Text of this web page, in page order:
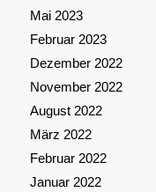
Mai 2023
Februar 2023
Dezember 2022
November 2022
August 2022
März 2022
Februar 2022
Januar 2022